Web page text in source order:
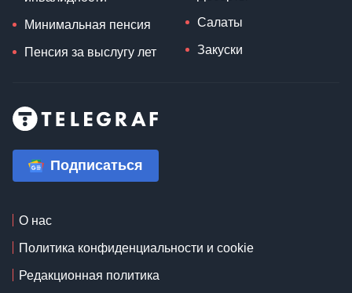
Минимальная пенсия
Пенсия за выслугу лет
Салаты
Закуски
Подписаться
О нас
Политика конфиденциальности и cookie
Редакционная политика